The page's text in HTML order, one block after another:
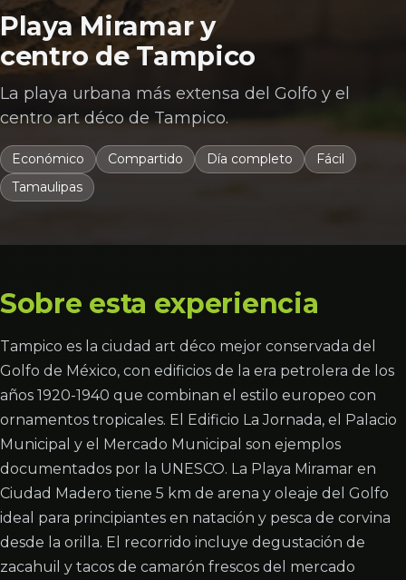
Playa Miramar y
centro de Tampico
La playa urbana más extensa del Golfo y el
centro art déco de Tampico.
Económico Compartido Día completo
Fácil
Tamaulipas
Sobre esta experiencia
Tampico es la ciudad art déco mejor conservada del
Golfo de México, con edificios de la era petrolera de los
años 1920-1940 que combinan el estilo europeo con
ornamentos tropicales. El Edificio La Jornada, el Palacio
Municipal y el Mercado Municipal son ejemplos
documentados por la UNESCO. La Playa Miramar en
Ciudad Madero tiene 5 km de arena y oleaje del Golfo
ideal para principiantes en natación y pesca de corvina
desde la orilla. El recorrido incluye degustación de
zacahuil y tacos de camarón frescos del mercado